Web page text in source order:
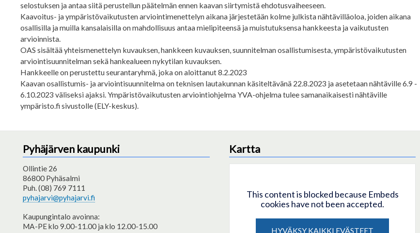
selostuksen ja antaa siitä perustellun päätelmän ennen kaavan siirtymistä ehdotusvaiheeseen.
Kaavoitus- ja ympäristövaikutusten arviointimenettelyn aikana järjestetään kolme julkista nähtävilläoloa, joiden aikana
osallisilla ja muilla kansalaisilla on mahdollisuus antaa mielipiteensä ja muistutuksensa hankkeesta ja vaikutusten
arvioinnista.
OAS sisältää yhteismenettelyn kuvauksen, hankkeen kuvauksen, suunnitelman osallistumisesta, ympäristövaikutusten
arviointisuunnitelman sekä hankealueen nykytilan kuvauksen.
Hankkeelle on perustettu seurantaryhmä, joka on aloittanut 8.2.2023
Kaavan osallistumis- ja arviointisuunnitelma on teknisen lautakunnan käsiteltävänä 22.8.2023 ja asetetaan nähtäville 6.9 -
6.10.2023 väliseksi ajaksi. Ympäristövaikutusten arviointiohjelma YVA-ohjelma tulee samanaikaisesti nähtäville
ympäristo.fi sivustolle (ELY-keskus).
Pyhäjärven kaupunki
Ollintie 26
86800 Pyhäsalmi
Puh. (08) 769 7111
pyhajarvi@pyhajarvi.fi
Kaupungintalo avoinna:
MA-PE klo 9.00-11.00 ja klo 12.00-15.00
Kartta
This content is blocked because Embeds
cookies have not been accepted.
HYVÄKSY KAIKKI EVÄSTEET